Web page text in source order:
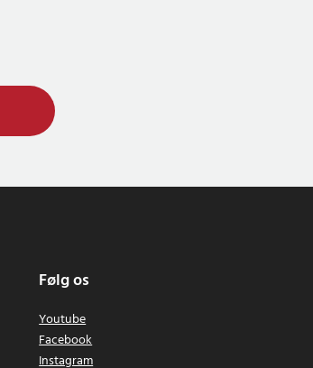
Følg os
Youtube
Facebook
Instagram